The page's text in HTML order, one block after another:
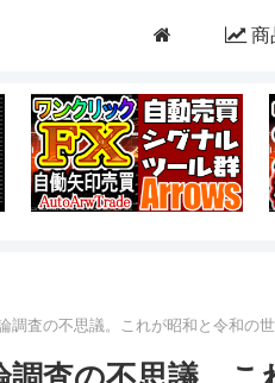
商
調査の不思議。これが昭和と令和の世